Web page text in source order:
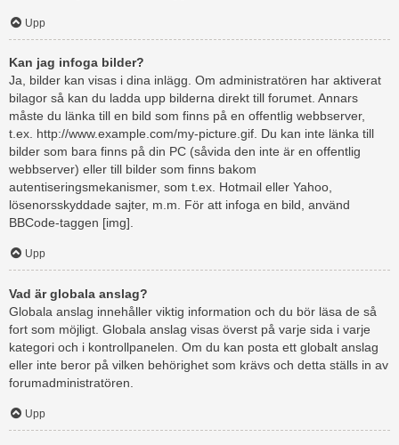
Upp
Kan jag infoga bilder?
Ja, bilder kan visas i dina inlägg. Om administratören har aktiverat
bilagor så kan du ladda upp bilderna direkt till forumet. Annars
måste du länka till en bild som finns på en offentlig webbserver,
t.ex. http://www.example.com/my-picture.gif. Du kan inte länka till
bilder som bara finns på din PC (såvida den inte är en offentlig
webbserver) eller till bilder som finns bakom
autentiseringsmekanismer, som t.ex. Hotmail eller Yahoo,
lösenorsskyddade sajter, m.m. För att infoga en bild, använd
BBCode-taggen [img].
Upp
Vad är globala anslag?
Globala anslag innehåller viktig information och du bör läsa de så
fort som möjligt. Globala anslag visas överst på varje sida i varje
kategori och i kontrollpanelen. Om du kan posta ett globalt anslag
eller inte beror på vilken behörighet som krävs och detta ställs in av
forumadministratören.
Upp